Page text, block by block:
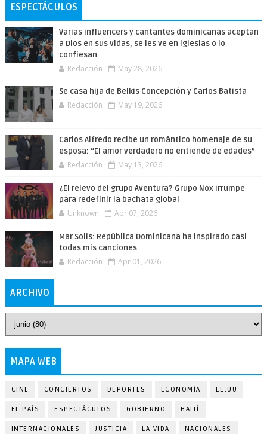
ESPECTÁCULOS
Varias influencers y cantantes dominicanas aceptan
a Dios en sus vidas, se les ve en iglesias o lo
confiesan
Redacción May 28, 2026
Se casa hija de Belkis Concepción y Carlos Batista
Redacción May 19, 2026
Carlos Alfredo recibe un romántico homenaje de su
esposa: “El amor verdadero no entiende de edades”
Redacción May 13, 2026
¿El relevo del grupo Aventura? Grupo Nox irrumpe
para redefinir la bachata global
Unknown Apr 07, 2026
Mar Solís: República Dominicana ha inspirado casi
todas mis canciones
Redacción Apr 01, 2026
ARCHIVO
MAPA WEB
CINE CONCIERTOS DEPORTES ECONOMÍA EE.UU
EL PAÍS ESPECTÁCULOS GOBIERNO HAITÍ
INTERNACIONALES JUSTICIA LA VIDA NACIONALES